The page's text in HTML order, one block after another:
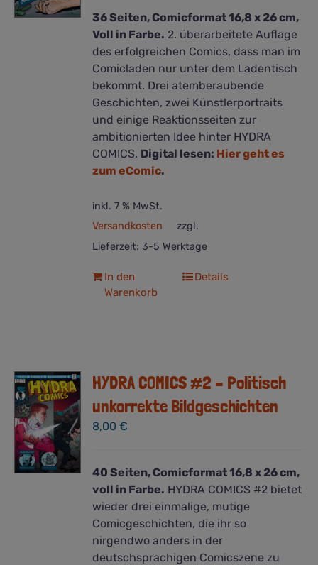
36 Seiten, Comicformat 16,8 x 26 cm,
Voll in Farbe. 2. überarbeitete Auflage
des erfolgreichen Comics, dass man im
Comicladen nur unter dem Ladentisch
bekommt. Drei atemberaubende
Geschichten, zwei Künstlerportraits
und einige Reaktionsseiten zur
ambitionierten Idee hinter HYDRA
COMICS. Digital lesen: Hier geht es
zum eComic.
inkl. 7 % MwSt.
zzgl.
Versandkosten
Lieferzeit: 3-5 Werktage
In den
Warenkorb
Details
HYDRA COMICS #2 – Politisch
unkorrekte Bildgeschichten
8,00€
40 Seiten, Comicformat 16,8 x 26 cm,
voll in Farbe. HYDRA COMICS #2 bietet
wieder drei einmalige, mutige
Comicgeschichten, die ihr so
nirgendwo anders in der
deutschsprachigen Comicszene zu